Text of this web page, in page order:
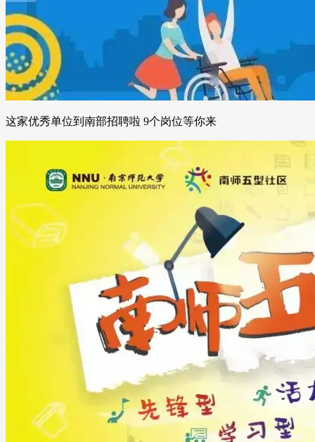
这家优秀单位到南部招聘啦 9个岗位等你来